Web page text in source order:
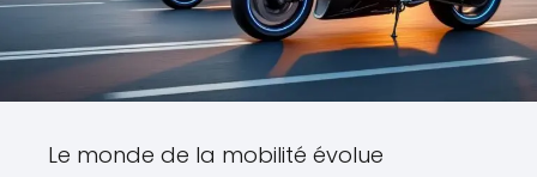
Le monde de la mobilité évolue